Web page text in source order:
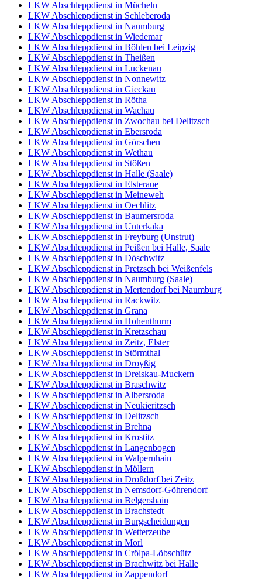
LKW Abschleppdienst in Mücheln
LKW Abschleppdienst in Schleberoda
LKW Abschleppdienst in Naumburg
LKW Abschleppdienst in Wiedemar
LKW Abschleppdienst in Böhlen bei Leipzig
LKW Abschleppdienst in Theißen
LKW Abschleppdienst in Luckenau
LKW Abschleppdienst in Nonnewitz
LKW Abschleppdienst in Gieckau
LKW Abschleppdienst in Rötha
LKW Abschleppdienst in Wachau
LKW Abschleppdienst in Zwochau bei Delitzsch
LKW Abschleppdienst in Ebersroda
LKW Abschleppdienst in Görschen
LKW Abschleppdienst in Wethau
LKW Abschleppdienst in Stößen
LKW Abschleppdienst in Halle (Saale)
LKW Abschleppdienst in Elsteraue
LKW Abschleppdienst in Meineweh
LKW Abschleppdienst in Oechlitz
LKW Abschleppdienst in Baumersroda
LKW Abschleppdienst in Unterkaka
LKW Abschleppdienst in Freyburg (Unstrut)
LKW Abschleppdienst in Peißen bei Halle, Saale
LKW Abschleppdienst in Döschwitz
LKW Abschleppdienst in Pretzsch bei Weißenfels
LKW Abschleppdienst in Naumburg (Saale)
LKW Abschleppdienst in Mertendorf bei Naumburg
LKW Abschleppdienst in Rackwitz
LKW Abschleppdienst in Grana
LKW Abschleppdienst in Hohenthurm
LKW Abschleppdienst in Kretzschau
LKW Abschleppdienst in Zeitz, Elster
LKW Abschleppdienst in Störmthal
LKW Abschleppdienst in Droyßig
LKW Abschleppdienst in Dreiskau-Muckern
LKW Abschleppdienst in Braschwitz
LKW Abschleppdienst in Albersroda
LKW Abschleppdienst in Neukieritzsch
LKW Abschleppdienst in Delitzsch
LKW Abschleppdienst in Brehna
LKW Abschleppdienst in Krostitz
LKW Abschleppdienst in Langenbogen
LKW Abschleppdienst in Walpernhain
LKW Abschleppdienst in Möllern
LKW Abschleppdienst in Droßdorf bei Zeitz
LKW Abschleppdienst in Nemsdorf-Göhrendorf
LKW Abschleppdienst in Belgershain
LKW Abschleppdienst in Brachstedt
LKW Abschleppdienst in Burgscheidungen
LKW Abschleppdienst in Wetterzeube
LKW Abschleppdienst in Morl
LKW Abschleppdienst in Crölpa-Löbschütz
LKW Abschleppdienst in Brachwitz bei Halle
LKW Abschleppdienst in Zappendorf